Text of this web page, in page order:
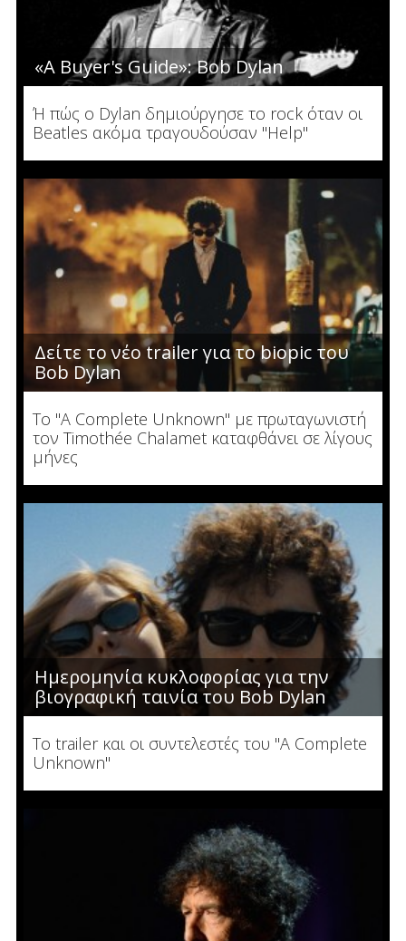
«A Buyer's Guide»: Bob Dylan
Ή πώς ο Dylan δημιούργησε το rock όταν οι
Beatles ακόμα τραγουδούσαν "Help"
Δείτε το νέο trailer για το biopic του
Bob Dylan
Το "A Complete Unknown" με πρωταγωνιστή
τον Timothée Chalamet καταφθάνει σε λίγους
μήνες
Ημερομηνία κυκλοφορίας για την
βιογραφική ταινία του Bob Dylan
Το trailer και οι συντελεστές του "A Complete
Unknown"